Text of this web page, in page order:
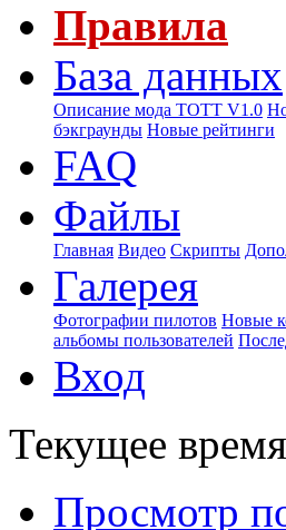
Правила
База данных
Описание мода ТОТТ V1.0
бэкграунды Новые рейтинги
FAQ
Файлы
Главная Видео Скрипты
Галерея
Фотографии пилотов Новые
альбомы пользователей
Вход
Текущее
Просмотр